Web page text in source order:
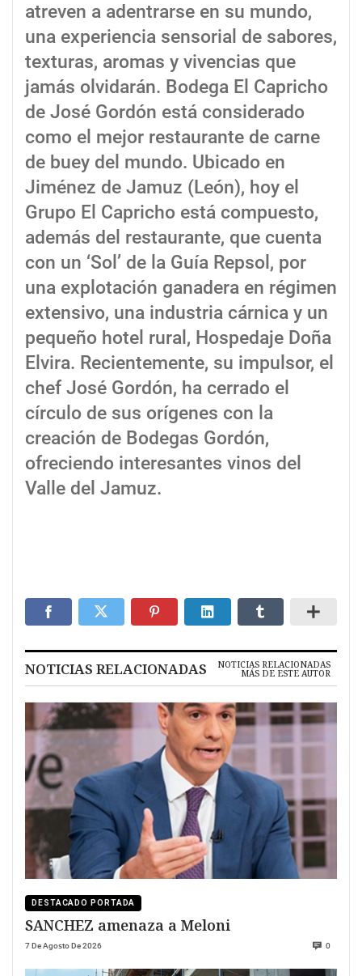
atreven a adentrarse en su mundo,
una experiencia sensorial de sabores,
texturas, aromas y vivencias que
jamás olvidarán. Bodega El Capricho
de José Gordón está considerado
como el mejor restaurante de carne
de buey del mundo. Ubicado en
Jiménez de Jamuz (León), hoy el
Grupo El Capricho está compuesto,
además del restaurante, que cuenta
con un ‘Sol’ de la Guía Repsol, por
una explotación ganadera en régimen
extensivo, una industria cárnica y un
pequeño hotel rural, Hospedaje Doña
Elvira. Recientemente, su impulsor, el
chef José Gordón, ha cerrado el
círculo de sus orígenes con la
creación de Bodegas Gordón,
ofreciendo interesantes vinos del
Valle del Jamuz.
NOTICIAS RELACIONADAS NOTICIAS RELACIONADAS
MÁS DE ESTE AUTOR
DESTACADO PORTADA
SANCHEZ amenaza a Meloni
7 De Agosto De 2026 0